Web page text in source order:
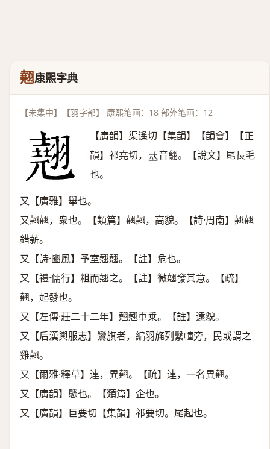
翹康熙字典
【未集中】【羽字部】 康熙笔画：18 部外笔画：12
【廣韻】渠遙切【集韻】【韻會】【正
韻】祁堯切， 𠀤音䎗。【說文】尾長毛
也。
又【廣雅】舉也。
又翹翹，衆也。【類篇】翹翹，高貌。【詩·周南】翹翹
錯薪。
又【詩·豳風】予室翹翹。【註】危也。
又【禮·儒行】粗而翹之。【註】微翹發其意。【疏】
翹，起發也。
又【左傳·莊二十二年】翹翹車乗。【註】遠貌。
又【后漢輿服志】鸞旗者，編羽旄列繫幢旁，民或謂之
雞翹。
又【爾雅·釋草】連，異翹。【疏】連，一名異翹。
又【廣韻】懸也。【類篇】企也。
又【廣韻】巨要切【集韻】祁要切。尾起也。